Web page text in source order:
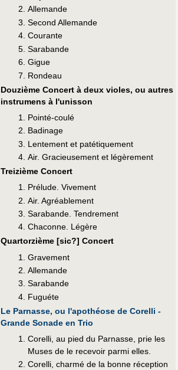
Allemande
Second Allemande
Courante
Sarabande
Gigue
Rondeau
Douzième Concert à deux violes, ou autres
instrumens à l'unisson
Pointé-coulé
Badinage
Lentement et patétiquement
Air. Gracieusement et légèrement
Treizième Concert
Prélude. Vivement
Air. Agréablement
Sarabande. Tendrement
Chaconne. Légère
Quartorzième [sic?] Concert
Gravement
Allemande
Sarabande
Fuguéte
Le Parnasse, ou l'apothéose de Corelli -
Grande Sonade en Trio
Corelli, au pied du Parnasse, prie les
Muses de le recevoir parmi elles.
Corelli, charmé de la bonne réception